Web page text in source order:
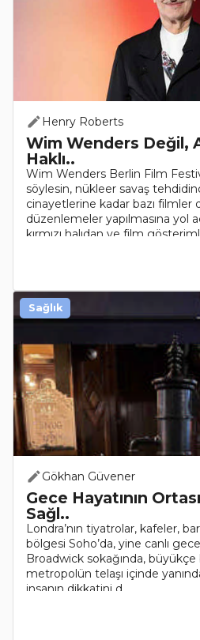
Henry Roberts
Wim Wenders Değil,
Haklı..
Wim Wenders Berlin Film
söylesin, nükleer savaş
cinayetlerine kadar bazı filmler
düzenlemeler yapılmasına yol
kırmızı halıdan ve film
Gökhan Güvener
Gece Hayatının
Sağl..
Londra’nın tiyatrolar, kafeler,
bölgesi Soho’da, yine canlı
Broadwick sokağında,
metropolün telaşı içinde
insanın dikkatini d..
Sağlık